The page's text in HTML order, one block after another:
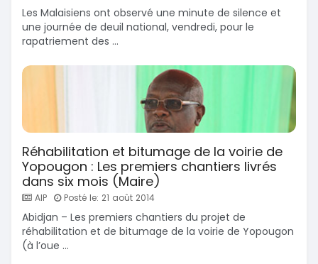
Les Malaisiens ont observé une minute de silence et
une journée de deuil national, vendredi, pour le
rapatriement des ...
Réhabilitation et bitumage de la voirie de
Yopougon : Les premiers chantiers livrés
dans six mois (Maire)
AIP Posté le: 21 août 2014
Abidjan – Les premiers chantiers du projet de
réhabilitation et de bitumage de la voirie de Yopougon
(à l’oue ...